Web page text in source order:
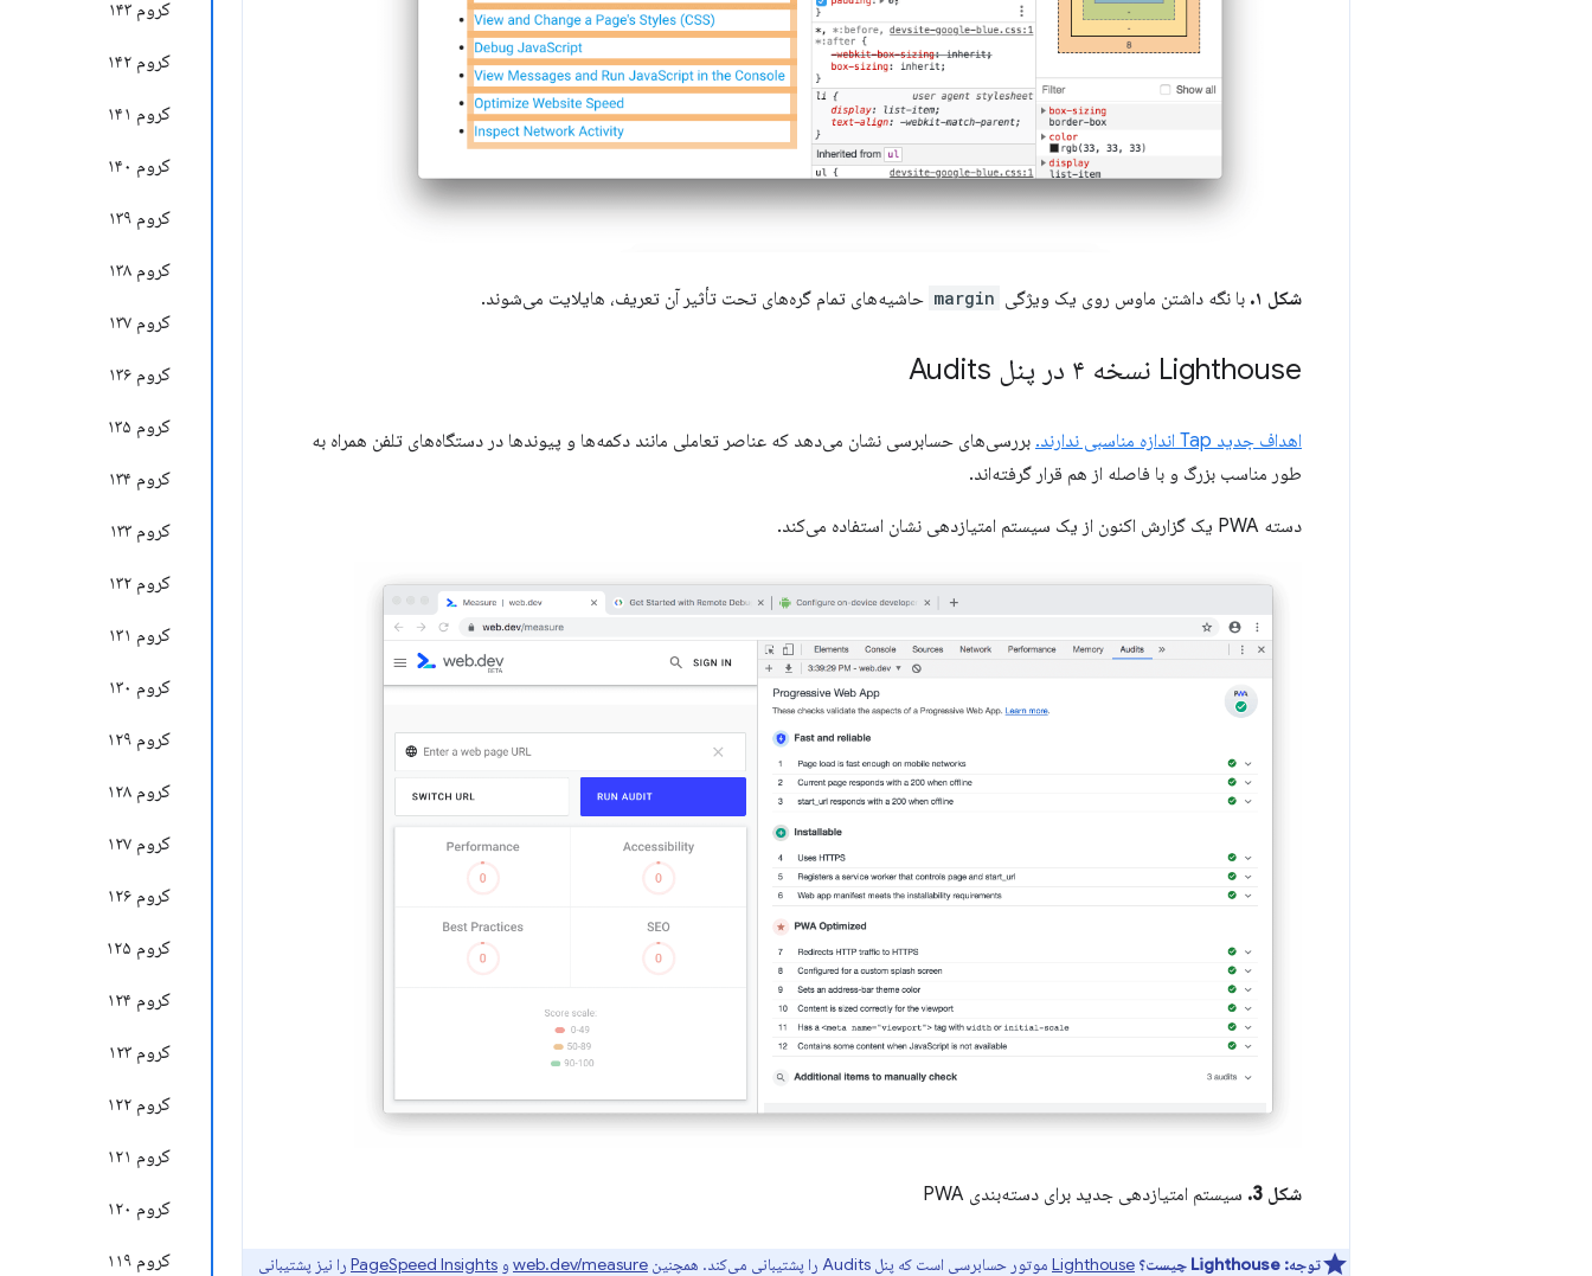
کروم ۱۴۳
کروم ۱۴۲
کروم ۱۴۱
کروم ۱۴۰
کروم ۱۳۹
کروم ۱۳۸
کروم ۱۳۷
کروم ۱۳۶
کروم ۱۳۵
کروم ۱۳۴
کروم ۱۳۳
کروم ۱۳۲
کروم ۱۳۱
کروم ۱۳۰
کروم ۱۲۹
کروم ۱۲۸
کروم ۱۲۷
کروم ۱۲۶
کروم ۱۲۵
کروم ۱۲۴
کروم ۱۲۳
کروم ۱۲۲
کروم ۱۲۱
کروم ۱۲۰
کروم ۱۱۹
شکل ۱. با نگه داشتن ماوس روی یک ویژگی margin حاشیه‌های تمام گره‌های تحت تأثیر آن تعریف، هایلایت می‌شوند.
Lighthouse نسخه ۴ در پنل Audits
اهداف جدید Tap اندازه مناسبی ندارند.
بررسی‌های حسابرسی نشان می‌دهد که عناصر تعاملی مانند دکمه‌ها و پیوندها در دستگاه‌های تلفن همراه به
طور مناسب بزرگ و با فاصله از هم قرار گرفته‌اند.
دسته PWA یک گزارش اکنون از یک سیستم امتیازدهی نشان استفاده می‌کند.
شکل 3. سیستم امتیازدهی جدید برای دسته‌بندی PWA
توجه: Lighthouse چیست؟ Lighthouse موتور حسابرسی است که پنل Audits را پشتیبانی می‌کند. همچنین web.dev/measure و PageSpeed ​​Insights را نیز پشتیبانی